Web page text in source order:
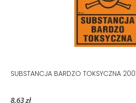
SUBSTANCJA BARDZO TOKSYCZNA
8,63 zł